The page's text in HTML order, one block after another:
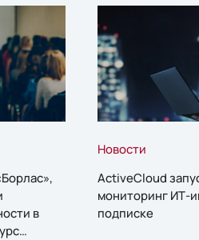
в
Новости
ActiveCloud
мониторинг ИТ-
подписке